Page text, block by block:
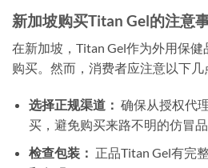
新加坡购买Titan Gel的注意
在新加坡，Titan Gel作为外用保
购买。然而，消费者应注意以下几
选择正规渠道： 确保从授权代
买，避免购买来路不明的仿冒品
检查包装： 正品Titan Gel有完